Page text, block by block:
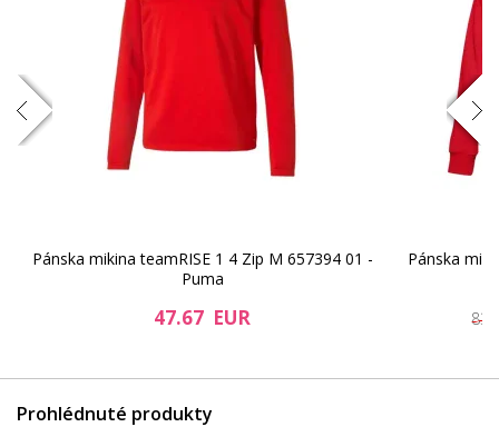
61.36 EUR
Pánska mikina teamRISE 1 4 Zip M 657394 01 -
Puma
47.67 EUR
Pánska
Prohlédnuté produkty